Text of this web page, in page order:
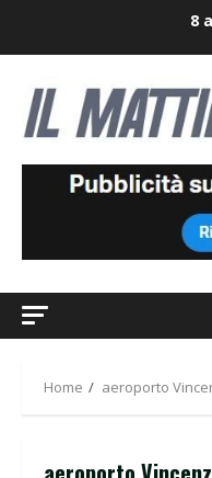
8
Home aeroporto